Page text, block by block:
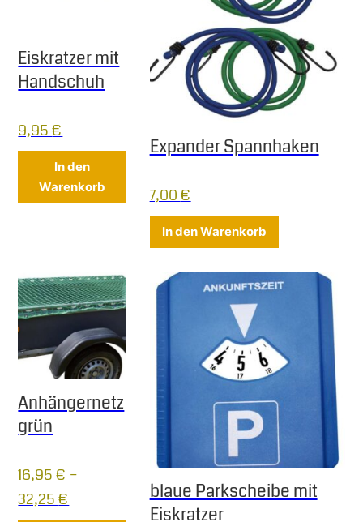
Eiskratzer mit
Handschuh
9,95€
In den
Warenkorb
Expander Spannhaken
7,00€
In den Warenkorb
Anhängernetz
grün
16,95€ –
32,25€
blaue Parkscheibe mit
Eiskratzer